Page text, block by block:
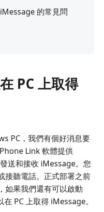
的常見問
PC 上取得
PC，我們有個好消息要
Link 軟體提供
送和接收 iMessage。您
接聽電話。正式部署之前
如果我們還有可以啟動
PC 上取得 iMessage。